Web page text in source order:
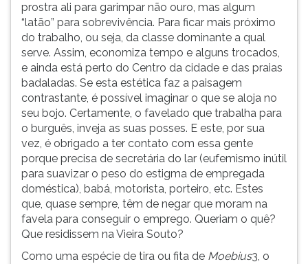
prostra ali para garimpar não ouro, mas algum
“latão” para sobrevivência. Para ficar mais próximo
do trabalho, ou seja, da classe dominante a qual
serve. Assim, economiza tempo e alguns trocados,
e ainda está perto do Centro da cidade e das praias
badaladas. Se esta estética faz a paisagem
contrastante, é possível imaginar o que se aloja no
seu bojo. Certamente, o favelado que trabalha para
o burguês, inveja as suas posses. E este, por sua
vez, é obrigado a ter contato com essa gente
porque precisa de secretária do lar (eufemismo inútil
para suavizar o peso do estigma de empregada
doméstica), babá, motorista, porteiro, etc. Estes
que, quase sempre, têm de negar que moram na
favela para conseguir o emprego. Queriam o quê?
Que residissem na Vieira Souto?
Como uma espécie de tira ou fita de Moebius3, o